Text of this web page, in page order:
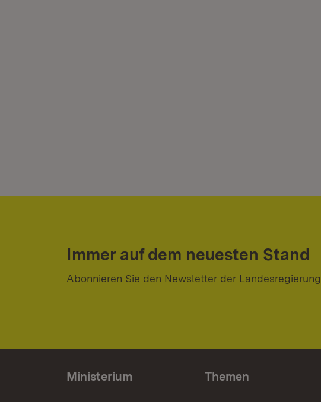
Immer auf dem neuesten Stand
Abonnieren Sie den Newsletter der Landesregierung.
Ministerium Themen